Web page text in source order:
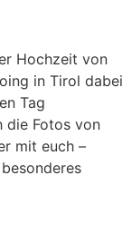
Hochzeit von
in Tirol dabei
Tag
die Fotos von
mit euch –